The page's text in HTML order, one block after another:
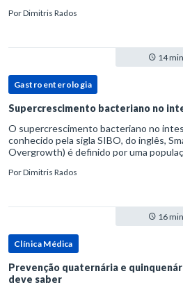
PorDimitris Rados
14
Gastroenterologia
Supercrescimento bacteriano no
O supercrescimento bacteriano no
conhecido pela sigla SIBO, do inglês,
Overgrowth) é definido por uma
PorDimitris Rados
16
Clínica Médica
Prevenção quaternária e
deve saber